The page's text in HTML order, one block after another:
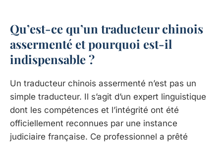
Qu’est-ce qu’un traducteur chinois
assermenté et pourquoi est-il
indispensable ?
Un traducteur chinois assermenté n’est pas un
simple traducteur. Il s’agit d’un expert linguistique
dont les compétences et l’intégrité ont été
officiellement reconnues par une instance
judiciaire française. Ce professionnel a prêté